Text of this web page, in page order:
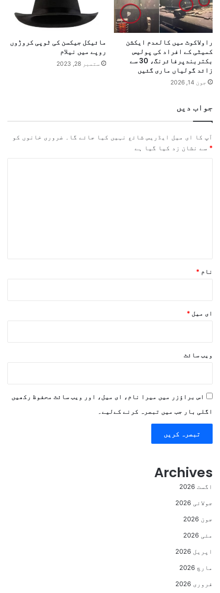
راولاکوٹ میں کالعدم ایکشن
کمیٹی کے افراد کی پولیس
بکتربندپرفائرنگ، 30 سے
زائد گولیاں ماری گئیں
جون 14, 2026
مائیکل جیکسن کی ٹوپی کروڑوں
روپے میں نیلام
ستمبر 28, 2023
جواب دیں
آپ کا ای میل ایڈریس شائع نہیں کیا جائے گا۔ ضروری خانوں کو
* سے نشان زد کیا گیا ہے
نام *
ای میل *
ویب‌ سائٹ
اس براؤزر میں میرا نام، ای میل، اور ویب سائٹ محفوظ رکھیں
اگلی بار جب میں تبصرہ کرنے کےلیے۔
Archives
اگست 2026
جولائی 2026
جون 2026
مئی 2026
اپریل 2026
مارچ 2026
فروری 2026